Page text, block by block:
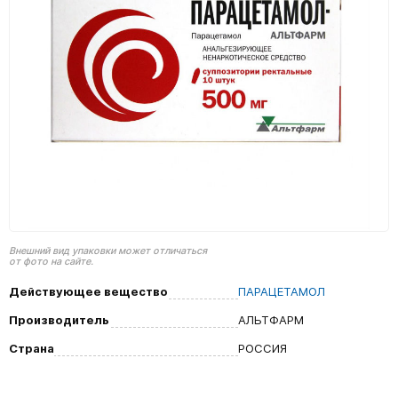
Внешний вид упаковки может отличаться
от фото на сайте.
Действующее вещество
ПАРАЦЕТАМОЛ
Производитель
АЛЬТФАРМ
Страна
РОССИЯ